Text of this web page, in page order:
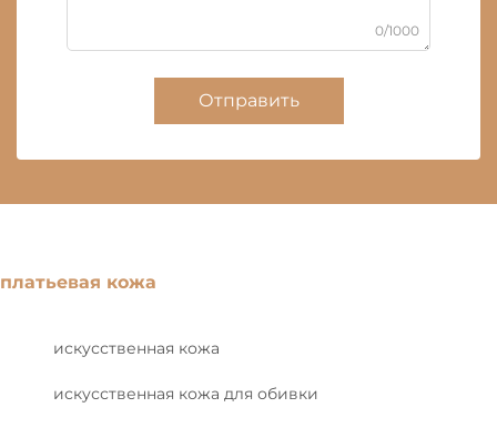
0/1000
Отправить
платьевая кожа
искусственная кожа
искусственная кожа для обивки